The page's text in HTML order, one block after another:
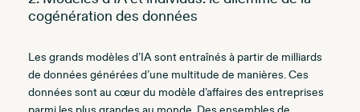
cogénération des données
Les grands modèles d’IA sont entraînés à partir de milliards
de données générées d’une multitude de manières. Ces
données sont au cœur du modèle d’affaires des entreprises